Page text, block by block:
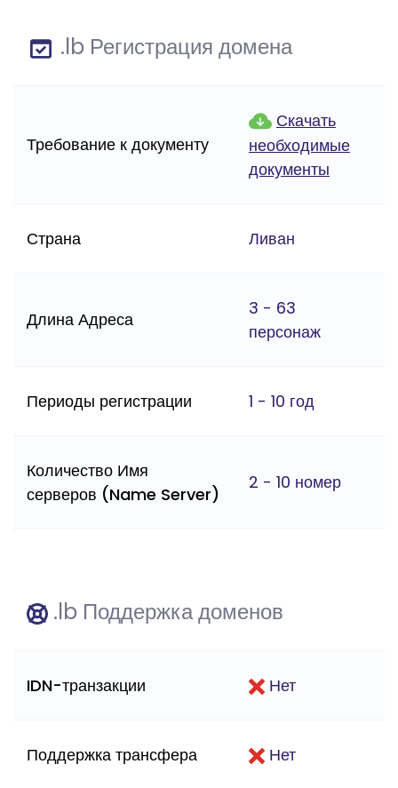
.lb Регистрация домена
Требование к документу
Скачать
необходимые
документы
Страна Ливан
Длина Адреса
3 - 63
персонаж
Периоды регистрации 1 - 10 год
Количество Имя
серверов (Name Server)
2 - 10 номер
.lb Поддержка доменов
IDN-транзакции Нет
Поддержка трансфера Нет